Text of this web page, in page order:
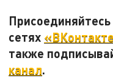
сетях
также
канал.